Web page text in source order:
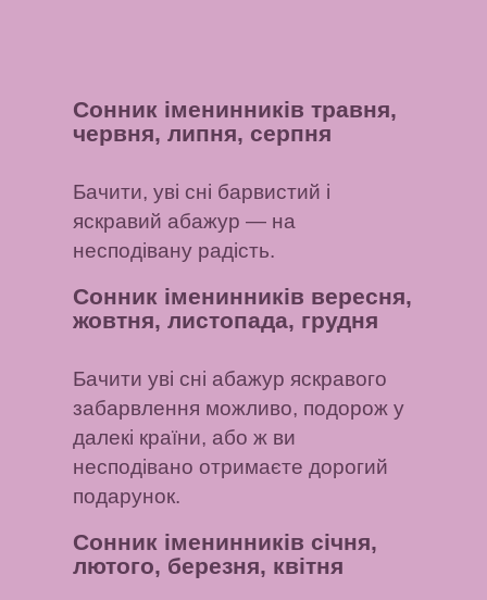
Сонник іменинників травня,
червня, липня, серпня
Бачити, уві сні барвистий і
яскравий абажур — на
несподівану радість.
Сонник іменинників вересня,
жовтня, листопада, грудня
Бачити уві сні абажур яскравого
забарвлення можливо, подорож у
далекі країни, або ж ви
несподівано отримаєте дорогий
подарунок.
Сонник іменинників січня,
лютого, березня, квітня